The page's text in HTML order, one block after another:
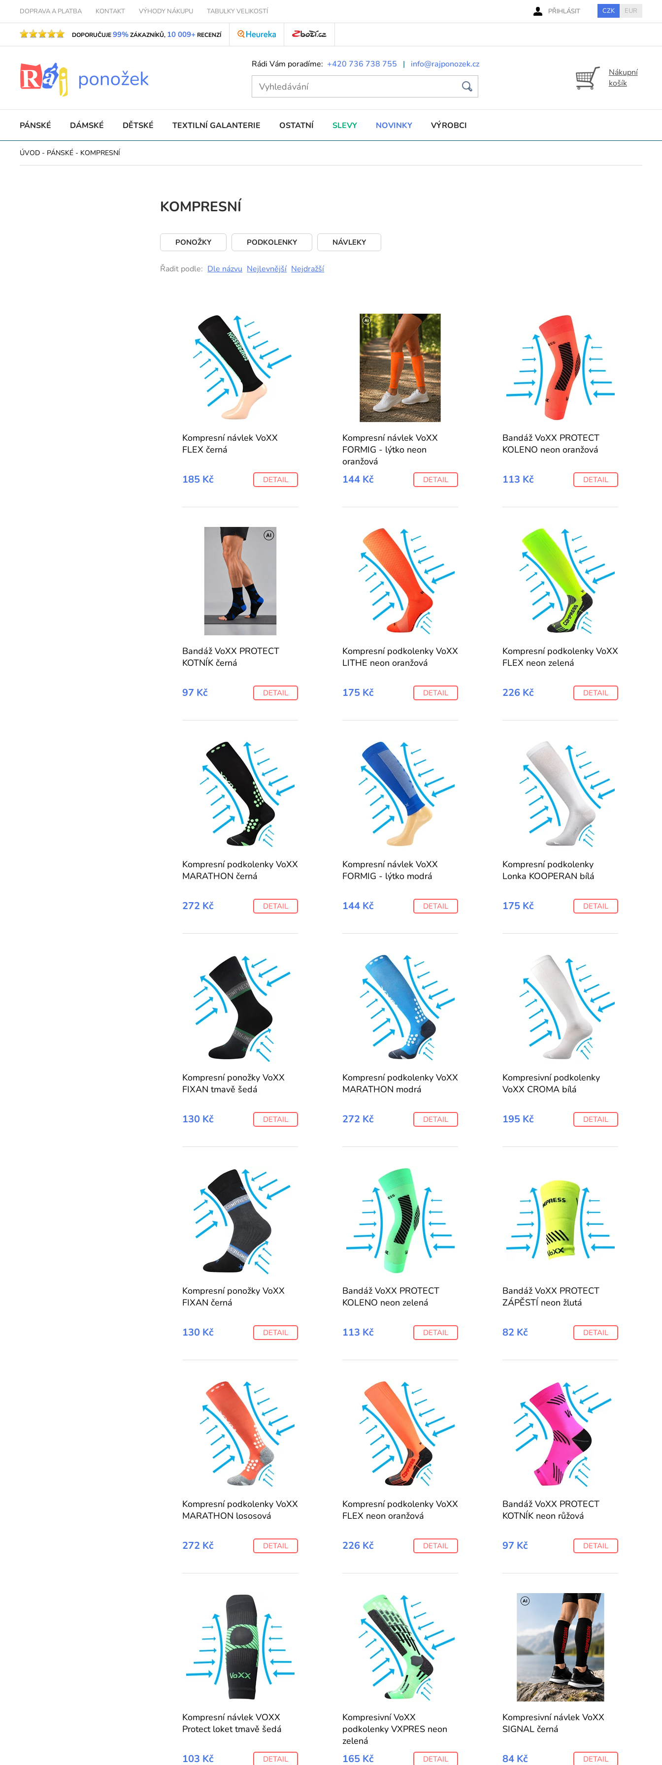
DOPRAVA A PLATBA KONTAKT VÝHODY NÁKUPU TABULKY VELIKOSTÍ PŘIHLÁSIT CZK EUR
DOPORUČUJE99%ZÁKAZNÍKŮ, 10 009+ RECENZÍ
Rádi Vám poradíme: +420 736 738 755 | info@rajponozek.cz
Nákupní
košík
PÁNSKÉ DÁMSKÉ DĚTSKÉ TEXTILNÍ GALANTERIE OSTATNÍ SLEVY NOVINKY VÝROBCI
ÚVOD - PÁNSKÉ - KOMPRESNÍ
KOMPRESNÍ
PONOŽKY PODKOLENKY NÁVLEKY
Řadit podle: Dle názvu Nejlevnější Nejdražší
Kompresní návlek VoXX
FLEX černá
185 Kč DETAIL
Kompresní návlek VoXX
FORMIG - lýtko neon
oranžová
144 Kč DETAIL
Bandáž VoXX PROTECT
KOLENO neon oranžová
113 Kč DETAIL
Bandáž VoXX PROTECT
KOTNÍK černá
97 Kč DETAIL
Kompresní podkolenky VoXX
LITHE neon oranžová
175 Kč DETAIL
Kompresní podkolenky VoXX
FLEX neon zelená
226 Kč DETAIL
Kompresní podkolenky VoXX
MARATHON černá
272 Kč DETAIL
Kompresní návlek VoXX
FORMIG - lýtko modrá
144 Kč DETAIL
Kompresní podkolenky
Lonka KOOPERAN bílá
175 Kč DETAIL
Kompresní ponožky VoXX
FIXAN tmavě šedá
130 Kč DETAIL
Kompresní podkolenky VoXX
MARATHON modrá
272 Kč DETAIL
Kompresivní podkolenky
VoXX CROMA bílá
195 Kč DETAIL
Kompresní ponožky VoXX
FIXAN černá
130 Kč DETAIL
Bandáž VoXX PROTECT
KOLENO neon zelená
113 Kč DETAIL
Bandáž VoXX PROTECT
ZÁPĚSTÍ neon žlutá
82 Kč DETAIL
Kompresní podkolenky VoXX
MARATHON lososová
272 Kč DETAIL
Kompresní podkolenky VoXX
FLEX neon oranžová
226 Kč DETAIL
Bandáž VoXX PROTECT
KOTNÍK neon růžová
97 Kč DETAIL
Kompresní návlek VOXX
Protect loket tmavě šedá
103 Kč DETAIL
Kompresivní VoXX
podkolenky VXPRES neon
zelená
165 Kč DETAIL
Kompresivní návlek VoXX
SIGNAL černá
84 Kč DETAIL